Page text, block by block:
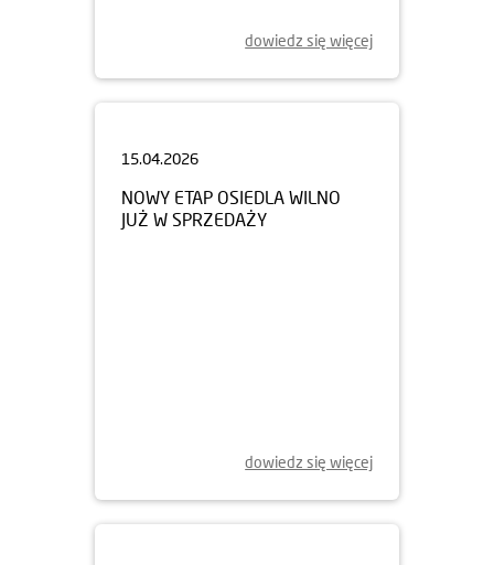
dowiedz się więcej
NOWY ETAP OSIEDLA WILNO
JUŻ W SPRZEDAŻY
dowiedz się więcej